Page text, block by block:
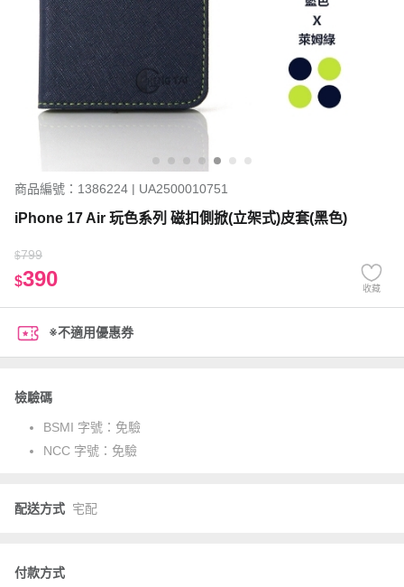
商品編號：1386224 | UA2500010751
iPhone 17 Air 玩色系列 磁扣側掀(立架式)皮套(黑色)
$799
$390 收藏
※不適用優惠券
檢驗碼
BSMI 字號： 免驗
NCC 字號： 免驗
配送方式 宅配
付款方式